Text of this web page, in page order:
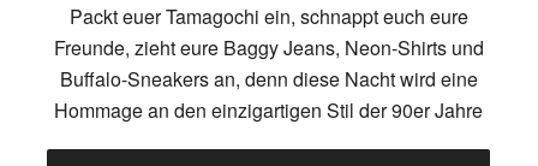
Packt euer Tamagochi ein, schnappt euch eure
Freunde, zieht eure Baggy Jeans, Neon-Shirts und
Buffalo-Sneakers an, denn diese Nacht wird eine
Hommage an den einzigartigen Stil der 90er Jahre